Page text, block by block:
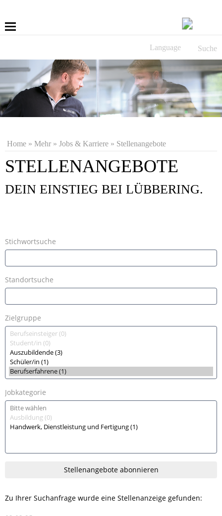
Schrauben
Service
LÜBBERING DIGITAL
TEAM LÜBBERING
Suche
Language
Home » Mehr » Jobs & Karriere » Stellenangebote
STELLENANGEBOTE
DEIN EINSTIEG BEI LÜBBERING.